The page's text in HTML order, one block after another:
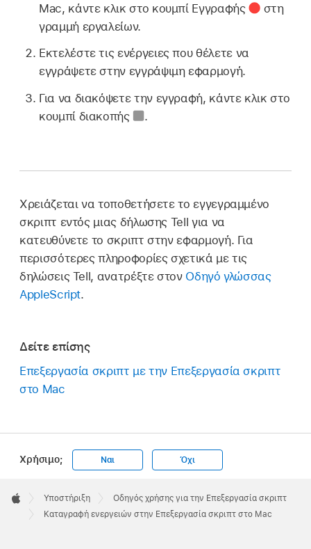
Mac, κάντε κλικ στο κουμπί Εγγραφής
στη
γραμμή εργαλείων.
Εκτελέστε τις ενέργειες που θέλετε να
εγγράψετε στην εγγράψιμη εφαρμογή.
Για να διακόψετε την εγγραφή, κάντε κλικ στο
κουμπί διακοπής
.
Χρειάζεται να τοποθετήσετε το εγγεγραμμένο
σκριπτ εντός μιας δήλωσης Tell για να
κατευθύνετε το σκριπτ στην εφαρμογή. Για
περισσότερες πληροφορίες σχετικά με τις
δηλώσεις Tell, ανατρέξτε στον Οδηγό γλώσσας
AppleScript.
Δείτε επίσης
Επεξεργασία σκριπτ με την Επεξεργασία σκριπτ
στο Mac
Χρήσιμο; Ναι Όχι
Footer

Apple
Υποστήριξη
Οδηγός χρήσης για την Επεξεργασία σκριπτ
Καταγραφή ενεργειών στην Επεξεργασία σκριπτ στο Mac